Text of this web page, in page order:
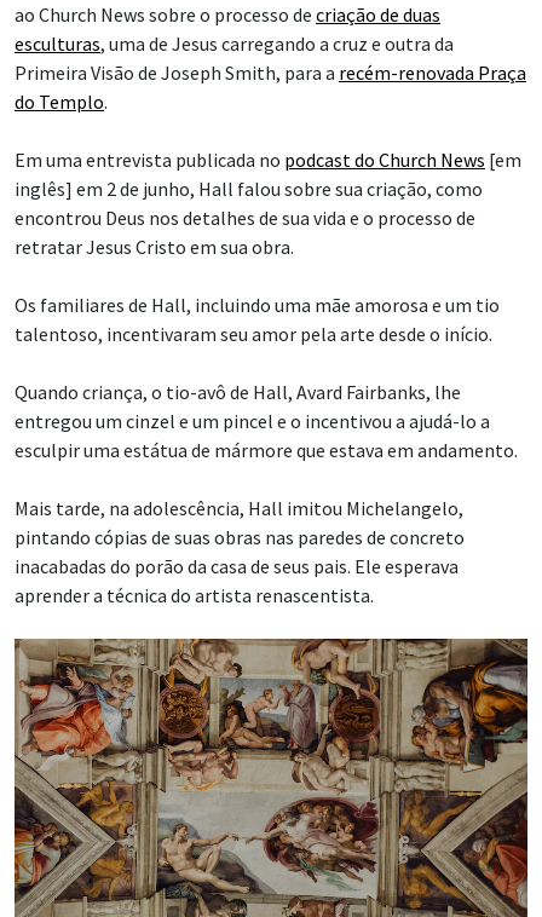
ao Church News sobre o processo de criação de duas
esculturas, uma de Jesus carregando a cruz e outra da
Primeira Visão de Joseph Smith, para a recém-renovada Praça
do Templo.
Em uma entrevista publicada no podcast do Church News [em
inglês] em 2 de junho, Hall falou sobre sua criação, como
encontrou Deus nos detalhes de sua vida e o processo de
retratar Jesus Cristo em sua obra.
Os familiares de Hall, incluindo uma mãe amorosa e um tio
talentoso, incentivaram seu amor pela arte desde o início.
Quando criança, o tio-avô de Hall, Avard Fairbanks, lhe
entregou um cinzel e um pincel e o incentivou a ajudá-lo a
esculpir uma estátua de mármore que estava em andamento.
Mais tarde, na adolescência, Hall imitou Michelangelo,
pintando cópias de suas obras nas paredes de concreto
inacabadas do porão da casa de seus pais. Ele esperava
aprender a técnica do artista renascentista.